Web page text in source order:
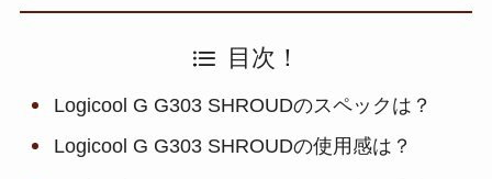
目次！
Logicool G G303 SHROUDのスペックは？
Logicool G G303 SHROUDの使用感は？